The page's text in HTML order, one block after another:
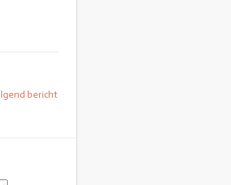
bericht